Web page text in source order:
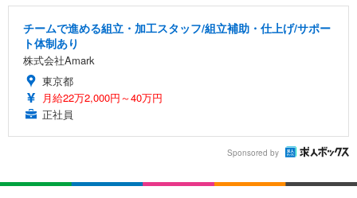
チームで進める組立・加工スタッフ/組立補助・仕上げ/サポー
ト体制あり
株式会社Amark
東京都
月給22万2,000円～40万円
正社員
Sponsored by